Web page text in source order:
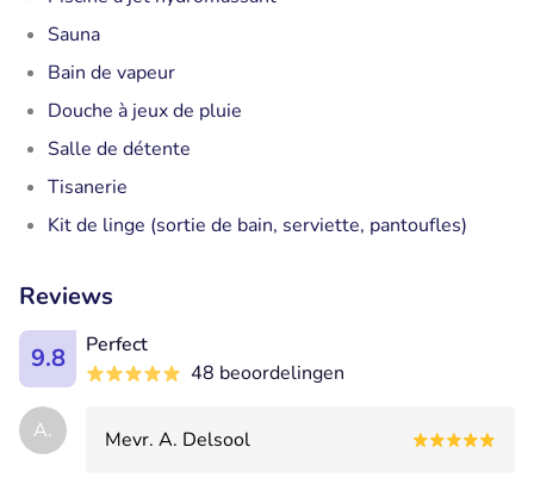
Sauna
Bain de vapeur
Douche à jeux de pluie
Salle de détente
Tisanerie
Kit de linge (sortie de bain, serviette, pantoufles)
Reviews
9.8
Perfect
48 beoordelingen
A. Mevr. A. Delsool